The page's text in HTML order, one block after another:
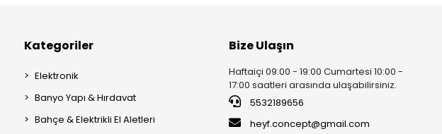
Kategoriler
Elektronik
Banyo Yapı & Hırdavat
Bahçe & Elektrikli El Aletleri
Bize Ulaşın
Haftaiçi 09:00 - 19:00 Cumartesi 10:00 -
17:00 saatleri arasında ulaşabilirsiniz.
5532189656
heyf.concept@gmail.com